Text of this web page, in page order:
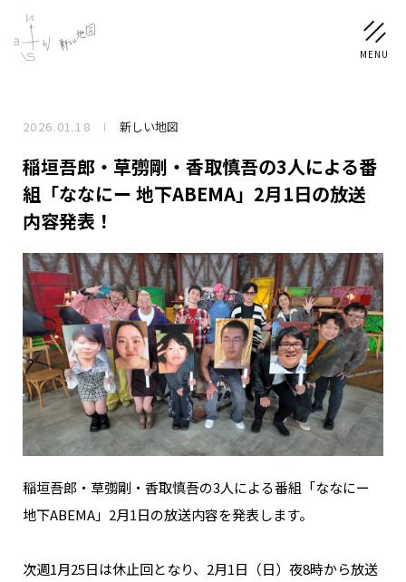
NEWS
SCHEDULE
稲垣 吾郎 草彅 剛 香取 慎吾
DISCOGRAPHY
CHIZUSHOP
NAKAMA入会
CHIZULOG
FAQ
2026.01.18 新しい地図
稲垣吾郎・草彅剛・香取慎吾の3人による番
組「ななにー 地下ABEMA」2月1日の放送
内容発表！
稲垣吾郎・草彅剛・香取慎吾の3人による番組「ななにー
地下ABEMA」2月1日の放送内容を発表します。
次週1月25日は休止回となり、2月1日（日）夜8時から放送